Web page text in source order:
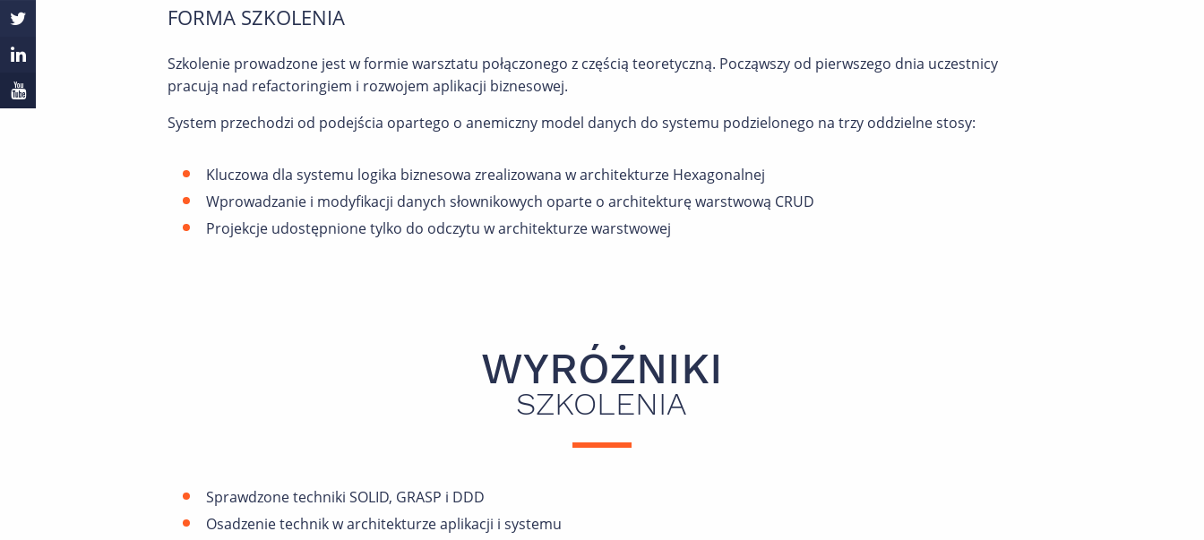
FORMA SZKOLENIA
Szkolenie prowadzone jest w formie warsztatu połączonego z częścią teoretyczną. Począwszy od pierwszego dnia uczestnicy
pracują nad refactoringiem i rozwojem aplikacji biznesowej.
System przechodzi od podejścia opartego o anemiczny model danych do systemu podzielonego na trzy oddzielne stosy:
Kluczowa dla systemu logika biznesowa zrealizowana w architekturze Hexagonalnej
Wprowadzanie i modyfikacji danych słownikowych oparte o architekturę warstwową CRUD
Projekcje udostępnione tylko do odczytu w architekturze warstwowej
WYRÓŻNIKI
SZKOLENIA
Sprawdzone techniki SOLID, GRASP i DDD
Osadzenie technik w architekturze aplikacji i systemu